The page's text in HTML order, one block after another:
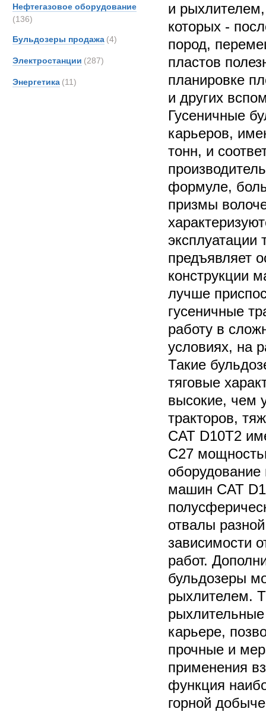
Нефтегазовое оборудование
(136)
Бульдозеры продажа (4)
Электростанции (287)
Энергетика (11)
и рыхлителем,
которых -
пород,
пластов
планировке
и других
Гусеничные
карьеров,
тонн, и
формуле,
призмы
эксплуатации
предъявляет
конструкции
лучше
гусеничные
работу в
условиях, на
Такие
тяговые
высокие, чем
тракторов,
CAT D10T2
C27
оборудование
машин CAT
отвалы
зависимости
работ.
бульдозеры
рыхлителем.
карьере,
прочные и
применения
функция
горной